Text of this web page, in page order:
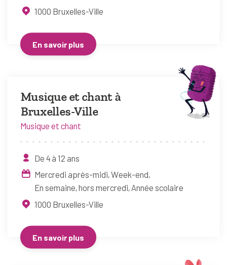
1000 Bruxelles-Ville
En savoir plus
Musique et chant à
Bruxelles-Ville
Musique et chant
De 4 à 12 ans
Mercredi après-midi Week-end
En semaine, hors mercredi Année scolaire
1000 Bruxelles-Ville
En savoir plus